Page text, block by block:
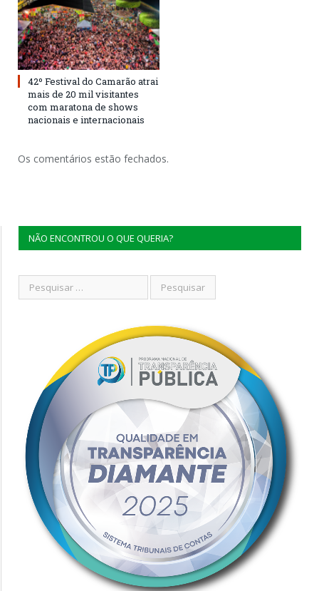
42º Festival do Camarão atrai
mais de 20 mil visitantes
com maratona de shows
nacionais e internacionais
Os comentários estão fechados.
NÃO ENCONTROU O QUE QUERIA?